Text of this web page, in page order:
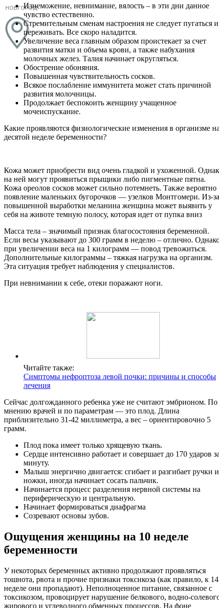
НОВГОРОДИзнеможение, невнимание, вялость – в эти дни данное
чувство естественно.
Стремительным сменам настроения не следует пугаться и
переживать. Все скоро наладится.
Увеличение веса главным образом проистекает за счет
развития матки и объема крови, а также набухания
молочных желез. Талия начинает округляться.
Обострение обоняния.
Повышенная чувствительность сосков.
Всякое послабление иммунитета может стать причиной
развития молочницы.
Продолжает беспокоить женщину учащенное
мочеиспускание.
Какие проявляются физиологические изменения в организме
десятой неделе беременности?
Кожа может приобрести вид очень гладкой и ухоженной.
на ней могут проявиться прыщики либо пигментные пятна.
Кожа ореолов сосков может сильно потемнеть. Также вероятно
появление маленьких бугорочков — узелков Монтгомери. Из-за
повышенной выработки меланина женщина может выявить у
себя на животе темную полосу, которая идет от пупка вниз
Масса тела – значимый признак благосостояния беременной.
Если весы указывают до 300 грамм в неделю – отлично.
при увеличении веса на 1 килограмм — повод тревожиться.
Дополнительные килограммы – тяжкая нагрузка на организм.
Эта ситуация требует наблюдения у специалистов.
При невнимании к себе, отеки поражают ноги.
Читайте также:
Симптомы нефроптоза левой почки: причины и способы
лечения
Сейчас долгожданного ребенка уже не считают эмбрионом. По
мнению врачей и по параметрам — это плод. Длина
приблизительно 31-42 миллиметра, а вес – ориентировочно 5
грамм.
Плод пока имеет только хрящевую ткань.
Сердце интенсивно работает и совершает до 170 ударов
минуту.
Малыш энергично двигается: сгибает и разгибает ручки и
ножки, иногда начинает сосать пальчик.
Начинается процесс разделения нервной системы на
периферическую и центральную.
Начинает формироваться диафрагма
Созревают основы зубов.
Ощущения женщины на 10 неделе
беременности
У некоторых беременных активно продолжают проявляться
тошнота, рвота и прочие признаки токсикоза (как правило, к 14
неделе они пропадают). Неполноценное питание, связанное с
токсикозом, провоцирует нарушение белкового, водно-
жирового и углеводного обменных процессов. На фоне